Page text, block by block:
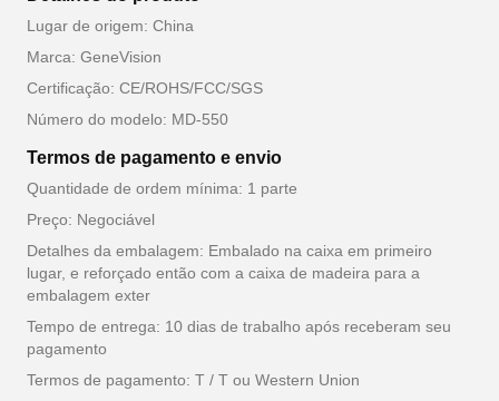
Lugar de origem: China
Marca: GeneVision
Certificação: CE/ROHS/FCC/SGS
Número do modelo: MD-550
Termos de pagamento e envio
Quantidade de ordem mínima: 1 parte
Preço: Negociável
Detalhes da embalagem: Embalado na caixa em primeiro
lugar, e reforçado então com a caixa de madeira para a
embalagem exter
Tempo de entrega: 10 dias de trabalho após receberam seu
pagamento
Termos de pagamento: T / T ou Western Union